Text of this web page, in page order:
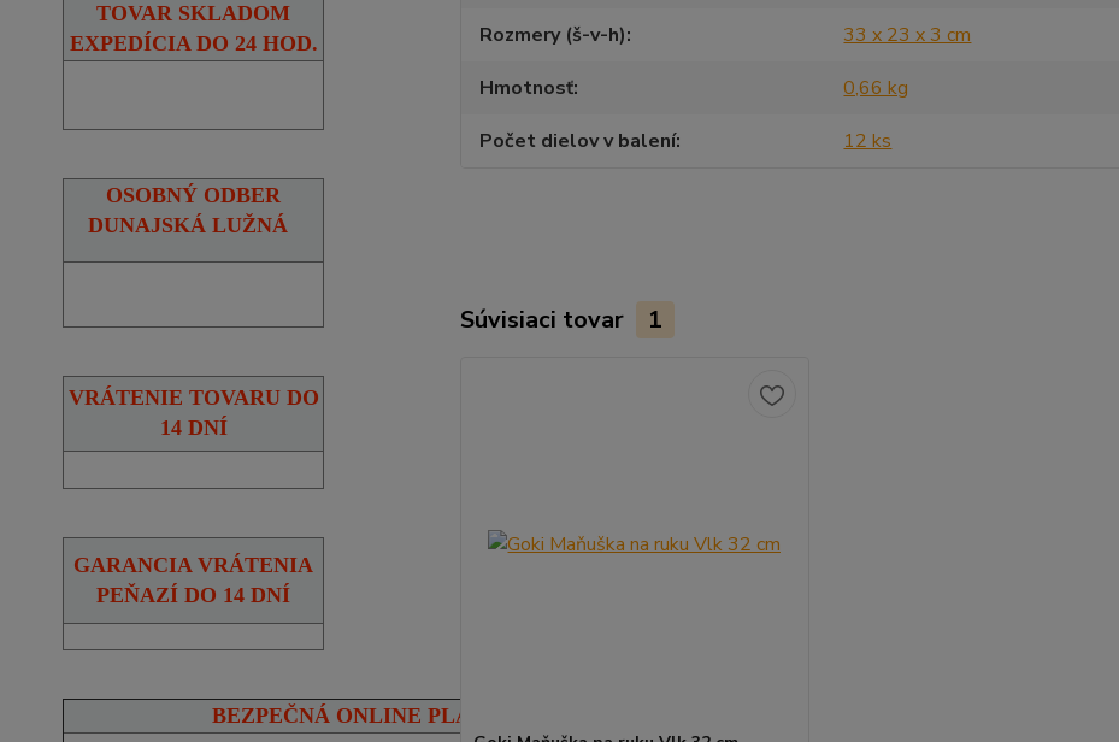
TOVAR SKLADOM
EXPEDÍCIA DO 24 HOD.
OSOBNÝ ODBER
DUNAJSKÁ LUŽNÁ
VRÁTENIE TOVARU DO
14 DNÍ
GARANCIA VRÁTENIA
PEŇAZÍ DO 14 DNÍ
BEZPEČNÁ ONLINE PLATBA
Rozmery (š-v-h)
33 x 23 x 3 cm
Hmotnosť
0,66 kg
Počet dielov v balení
12 ks
Súvisiaci tovar 1